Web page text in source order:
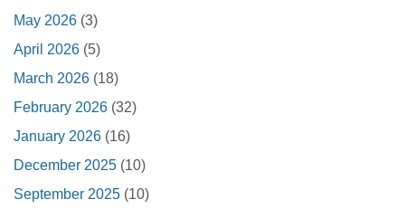
May 2026 (3)
April 2026 (5)
March 2026 (18)
February 2026 (32)
January 2026 (16)
December 2025 (10)
September 2025 (10)